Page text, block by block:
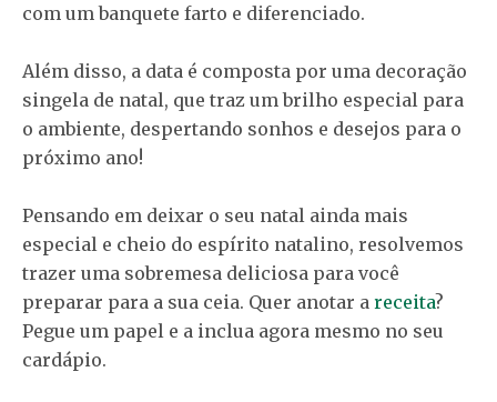
com um banquete farto e diferenciado.
Além disso, a data é composta por uma decoração
singela de natal, que traz um brilho especial para
o ambiente, despertando sonhos e desejos para o
próximo ano!
Pensando em deixar o seu natal ainda mais
especial e cheio do espírito natalino, resolvemos
trazer uma sobremesa deliciosa para você
preparar para a sua ceia. Quer anotar a receita?
Pegue um papel e a inclua agora mesmo no seu
cardápio.